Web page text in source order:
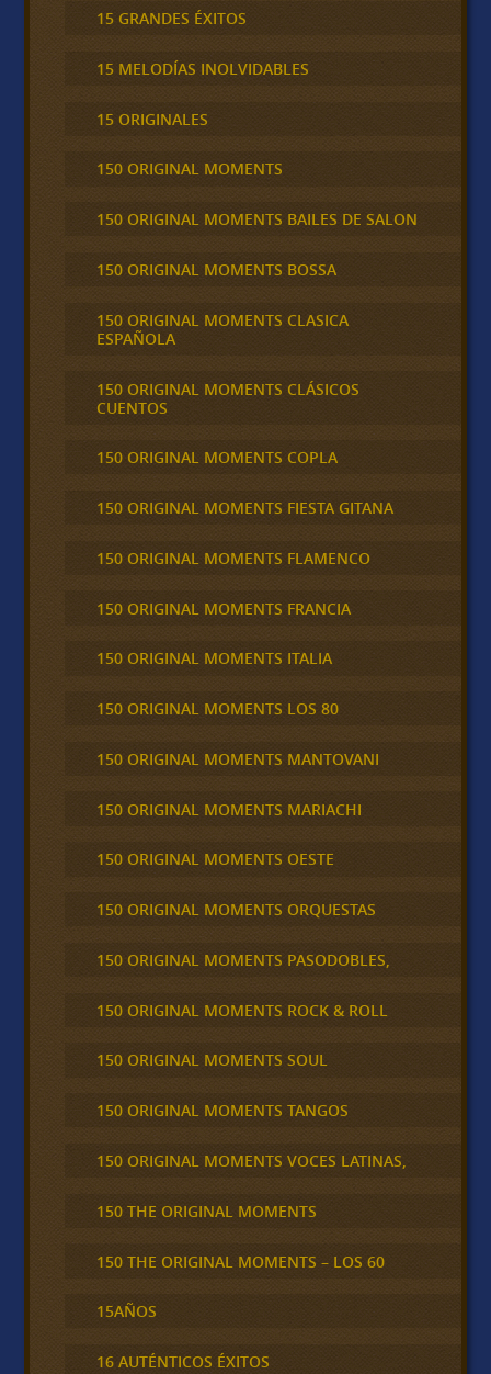
15 GRANDES ÉXITOS
15 MELODÍAS INOLVIDABLES
15 ORIGINALES
150 ORIGINAL MOMENTS
150 ORIGINAL MOMENTS BAILES DE SALON
150 ORIGINAL MOMENTS BOSSA
150 ORIGINAL MOMENTS CLASICA
ESPAÑOLA
150 ORIGINAL MOMENTS CLÁSICOS
CUENTOS
150 ORIGINAL MOMENTS COPLA
150 ORIGINAL MOMENTS FIESTA GITANA
150 ORIGINAL MOMENTS FLAMENCO
150 ORIGINAL MOMENTS FRANCIA
150 ORIGINAL MOMENTS ITALIA
150 ORIGINAL MOMENTS LOS 80
150 ORIGINAL MOMENTS MANTOVANI
150 ORIGINAL MOMENTS MARIACHI
150 ORIGINAL MOMENTS OESTE
150 ORIGINAL MOMENTS ORQUESTAS
150 ORIGINAL MOMENTS PASODOBLES,
150 ORIGINAL MOMENTS ROCK & ROLL
150 ORIGINAL MOMENTS SOUL
150 ORIGINAL MOMENTS TANGOS
150 ORIGINAL MOMENTS VOCES LATINAS,
150 THE ORIGINAL MOMENTS
150 THE ORIGINAL MOMENTS – LOS 60
15AÑOS
16 AUTÉNTICOS ÉXITOS